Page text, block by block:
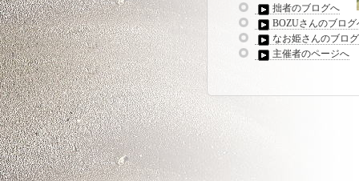
拙者のブログへ
BOZUさんのブログ
なお姫さんのブロ
主催者のページへ